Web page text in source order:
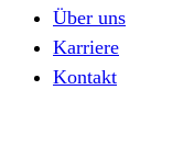
Über uns
Karriere
Kontakt